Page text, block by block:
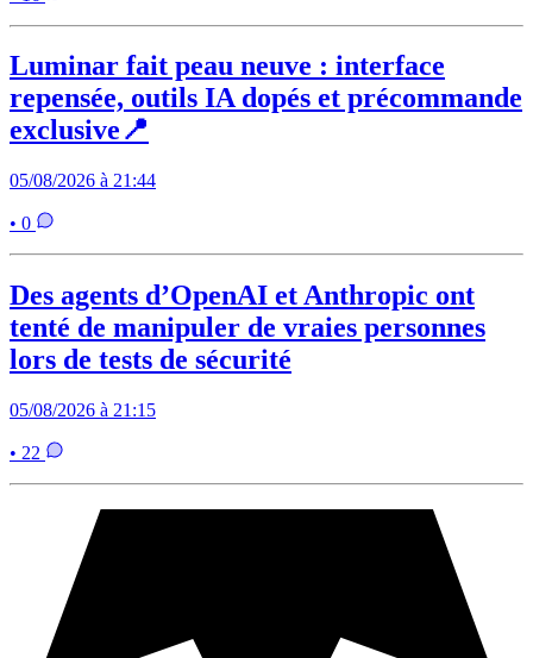
Luminar fait peau neuve : interface
repensée, outils IA dopés et précommande
exclusive📍
05/08/2026 à 21:44
• 0
Des agents d’OpenAI et Anthropic ont
tenté de manipuler de vraies personnes
lors de tests de sécurité
05/08/2026 à 21:15
• 22